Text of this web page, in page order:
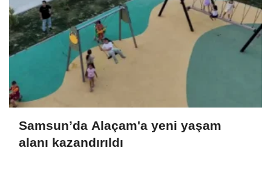
Samsun’da Alaçam'a yeni yaşam
alanı kazandırıldı